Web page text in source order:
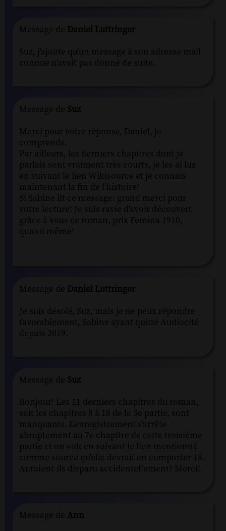
Message de Daniel Luttringer
Suz, j'ajoute qu'un message à son adresse mail
connue n'avait pas donné de suite.
Message de Suz
Merci pour votre réponse, Daniel, je
comprends.
Par ailleurs, les derniers chapitres dont je
parlais sont vraiment très courts, je les ai lus
en suivant le lien Wikisource et je connais
maintenant la fin de l'histoire!
Si Sabine lit ce message: grand merci pour
votre lecture! Je suis ravie d'avoir découvert
grâce à vous ce roman, prix Femina 1910,
quand même!
Message de Daniel Luttringer
Je suis désolé, Suz, mais je ne peux répondre
favorablement, Sabine ayant quitté Audiocité
depuis 2019.
Message de Suz
Bonjour! Les 11 derniers chapitres du roman,
soit les chapitres 8 à 18 de la 3e partie, sont
manquants. L'enregistrement s'arrête
abruptement au 7e chapitre de cette troisième
partie et on voit en suivant le lien mentionné
comme source qu'elle devrait en comporter 18.
Auraient-ils disparu accidentellement? Merci!
Message de Ann